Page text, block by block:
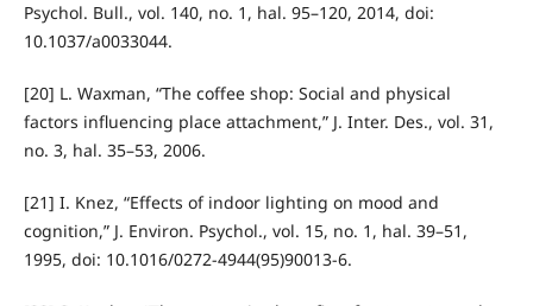
Psychol. Bull., vol. 140, no. 1, hal. 95–120, 2014, doi:
10.1037/a0033044.
[20] L. Waxman, “The coffee shop: Social and physical
factors influencing place attachment,” J. Inter. Des., vol. 31,
no. 3, hal. 35–53, 2006.
[21] I. Knez, “Effects of indoor lighting on mood and
cognition,” J. Environ. Psychol., vol. 15, no. 1, hal. 39–51,
1995, doi: 10.1016/0272-4944(95)90013-6.